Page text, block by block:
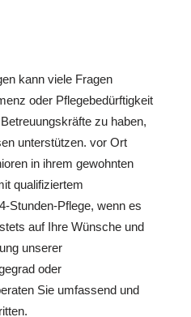
kann viele Fragen
oder Pflegebedürftigkeit
zu haben,
unterstützen. vor Ort
in ihrem gewohnten
qualifiziertem
Stunden-Pflege, wenn es
auf Ihre Wünsche und
unserer
oder
Sie umfassend und